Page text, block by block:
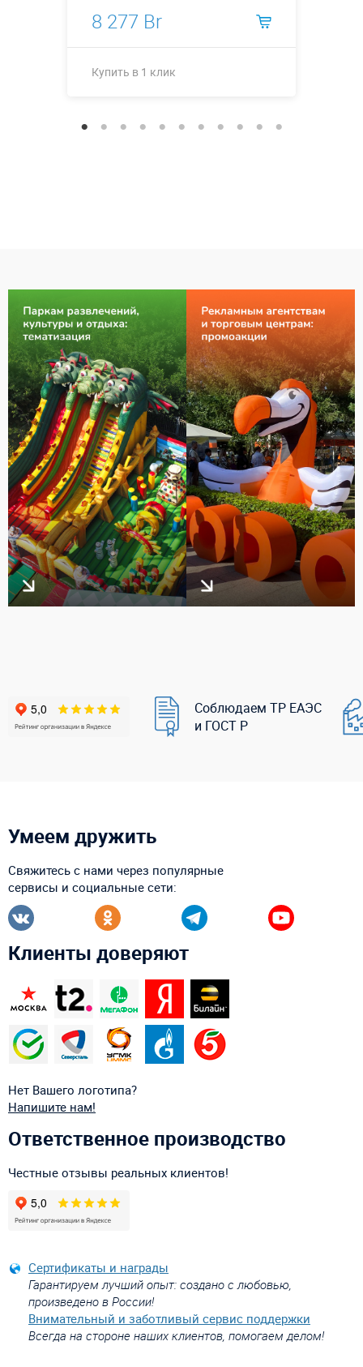
8 277 Br
Купить в 1 клик
Соблюдаем ТР ЕАЭС
и ГОСТ Р
Умеем дружить
Свяжитесь с нами через популярные
сервисы и социальные сети:
Клиенты доверяют
Нет Вашего логотипа?
Напишите нам!
Ответственное производство
Честные отзывы реальных клиентов!
Сертификаты и награды
Гарантируем лучший опыт: создано с любовью,
произведено в России!
Внимательный и заботливый сервис поддержки
Всегда на стороне наших клиентов, помогаем делом!